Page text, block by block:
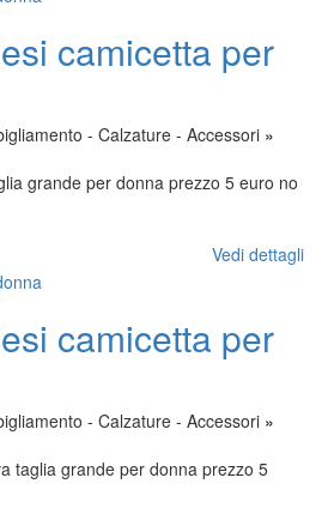
camicetta per
- Calzature - Accessori »
grande per donna prezzo 5 euro no
Vedi dettagli
camicetta per
- Calzature - Accessori »
taglia grande per donna prezzo 5